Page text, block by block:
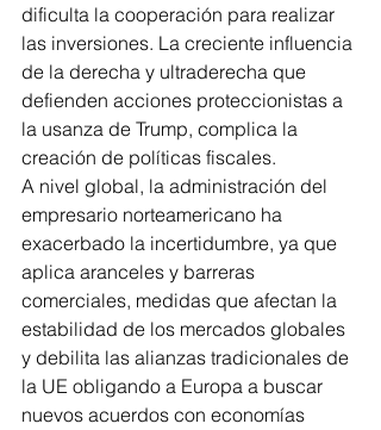
dificulta la cooperación para realizar
las inversiones. La creciente influencia
de la derecha y ultraderecha que
defienden acciones proteccionistas a
la usanza de Trump, complica la
creación de políticas fiscales.
A nivel global, la administración del
empresario norteamericano ha
exacerbado la incertidumbre, ya que
aplica aranceles y barreras
comerciales, medidas que afectan la
estabilidad de los mercados globales
y debilita las alianzas tradicionales de
la UE obligando a Europa a buscar
nuevos acuerdos con economías